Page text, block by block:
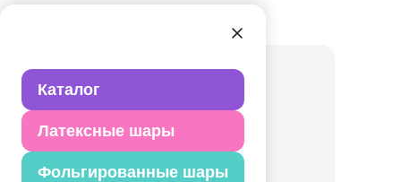
Каталог
Латексные шары
Фольгированные шары